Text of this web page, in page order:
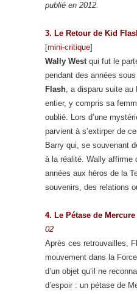
publié en 2012.
3. Le Retour de Kid
[mini-critique]
Wally Westqui fut le
pendant des années
Flash, a disparu suite au
entier, y compris sa
oublié. Lors d’une
parvient à s’extirper de
Barry qui, se souvenant
à la réalité. Wally affirme
années aux héros de la
souvenirs, des relations
4. Le Pétase de Mercure
02
Après ces retrouvailles,
mouvement dans la
d’un objet qu’il ne
d’espoir : un pétase de